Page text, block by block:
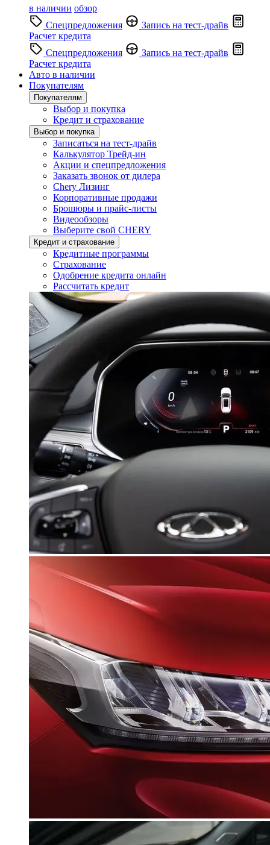
в наличии обзор
Спецпредложения
Запись на тест-драйв
Расчет кредита
Спецпредложения
Запись на тест-драйв
Расчет кредита
Авто в наличии
Покупателям
Покупателям
Выбор и покупка
Кредит и страхование
Выбор и покупка
Записаться на тест-драйв
Калькулятор Трейд-ин
Акции и спецпредложения
Заказать звонок от дилера
Chery Лизинг
Корпоративные продажи
Брошюры и прайс-листы
Видеообзоры
Выберите свой CHERY
Кредит и страхование
Кредитные программы
Страхование
Одобрение кредита онлайн
Рассчитать кредит